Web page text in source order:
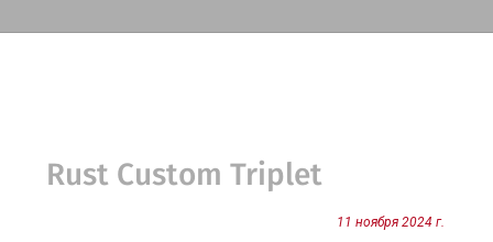
Rust Custom Triplet
11 ноября 2024 г.